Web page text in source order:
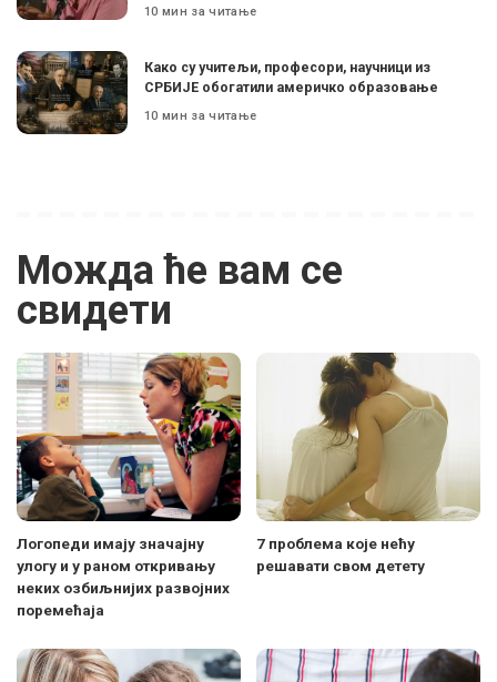
10 мин за читање
Како су учитељи, професори, научници из
СРБИЈЕ обогатили америчко образовање
10 мин за читање
Можда ће вам се
свидети
Логопеди имају значајну
улогу и у раном откривању
неких озбиљнијих развојних
поремећаја
7 проблема које нећу
решавати свом детету